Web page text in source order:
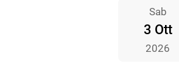
Sab
3 Ott
2026